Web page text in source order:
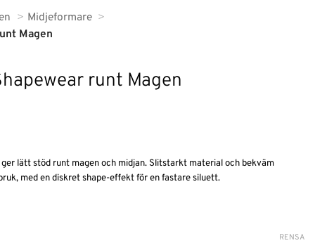
Midjeformare
Magen
runt Magen
lätt stöd runt magen och midjan. Slitstarkt material och bekväm
med en diskret shape-effekt för en fastare siluett.
RENSA